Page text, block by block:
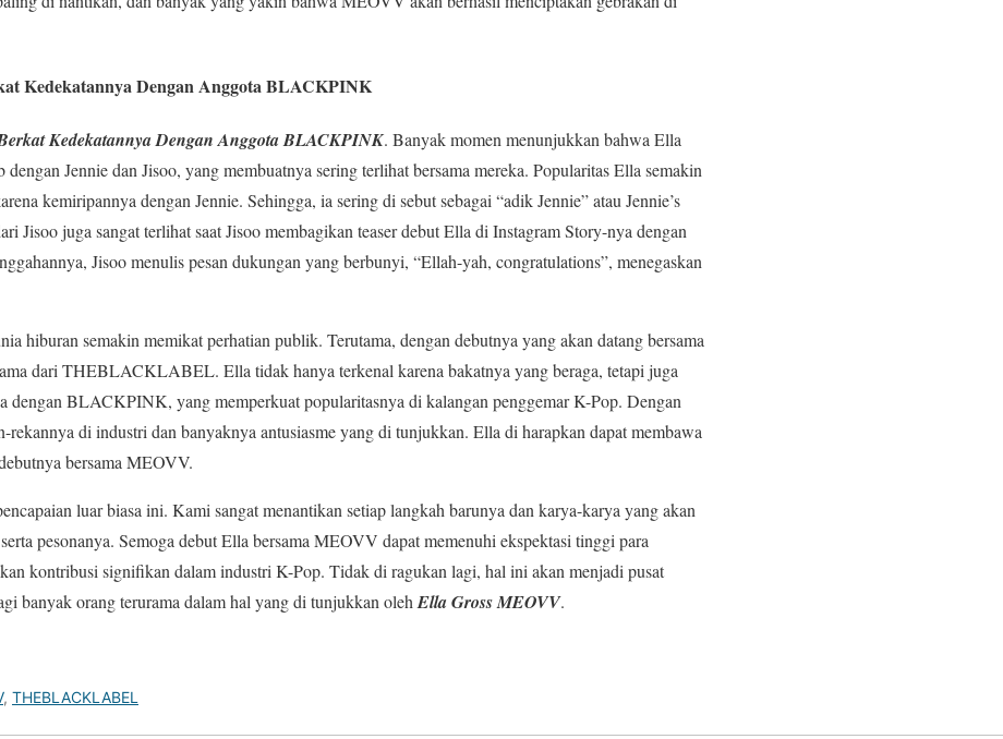
Kedekatannya Dengan Anggota BLACKPINK
Kedekatannya Dengan Anggota BLACKPINK. Banyak momen menunjukkan bahwa Ella
Jennie dan Jisoo, yang membuatnya sering terlihat bersama mereka. Popularitas Ella semakin
kemiripannya dengan Jennie. Sehingga, ia sering di sebut sebagai “adik Jennie” atau Jennie’s
Jisoo juga sangat terlihat saat Jisoo membagikan teaser debut Ella di Instagram Story-nya dengan
Jisoo menulis pesan dukungan yang berbunyi, “Ellah-yah, congratulations”, menegaskan
hiburan semakin memikat perhatian publik. Terutama, dengan debutnya yang akan datang bersama
dari THEBLACKLABEL. Ella tidak hanya terkenal karena bakatnya yang beraga, tetapi juga
dengan BLACKPINK, yang memperkuat popularitasnya di kalangan penggemar K-Pop. Dengan
rekannya di industri dan banyaknya antusiasme yang di tunjukkan. Ella di harapkan dapat membawa
bersama MEOVV.
luar biasa ini. Kami sangat menantikan setiap langkah barunya dan karya-karya yang akan
pesonanya. Semoga debut Ella bersama MEOVV dapat memenuhi ekspektasi tinggi para
kontribusi signifikan dalam industri K-Pop. Tidak di ragukan lagi, hal ini akan menjadi pusat
banyak orang terurama dalam hal yang di tunjukkan oleh Ella Gross MEOVV.
, THEBLACKLABEL